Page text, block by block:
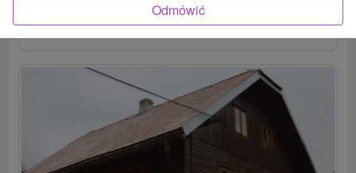
POKAZ
Odmówić